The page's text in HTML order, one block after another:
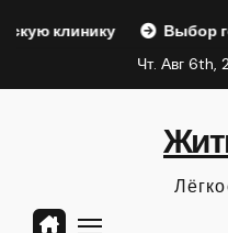
Выбор гонгов:
Чт. Авг 6th,